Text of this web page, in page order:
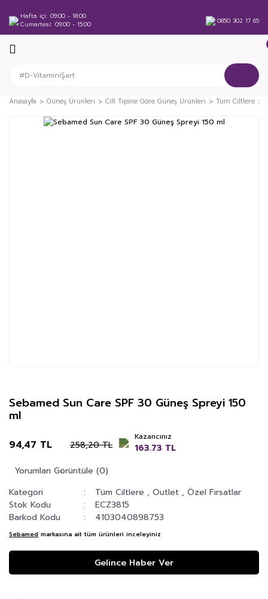
Hafta içi 09:00 - 18:00
Cumartesi 09:00 - 15:00 0850 302 17 65
Anasayfa Güneş Ürünleri Cilt Tipine Göre Güneş Ürünleri Tüm Ciltlere
Sebamed Sun Care SPF 30 Güneş Spreyi 150
ml
94,47 TL 258,20 TL
Kazancınız
163.73 TL
Yorumları Görüntüle (0)
Kategori
Tüm Ciltlere ,Outlet ,Özel Fırsatlar
Stok Kodu
ECZ3815
Barkod Kodu
4103040898753
Sebamed markasına ait tüm ürünleri inceleyiniz
Gelince Haber Ver